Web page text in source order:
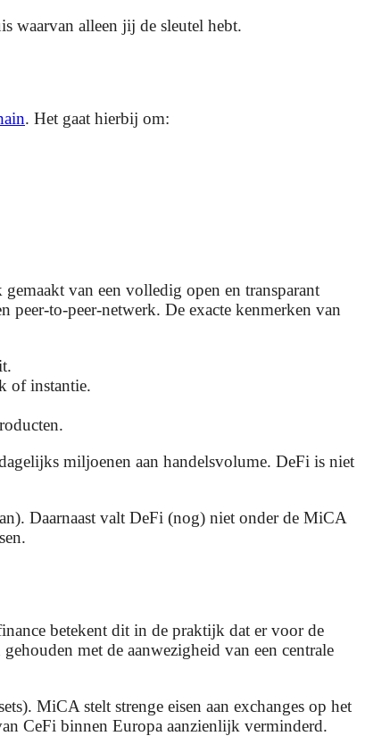
waarvan alleen jij de sleutel hebt.
. Het gaat hierbij om:
van een volledig open en transparant
peer-to-peer-netwerk. De exacte kenmerken van
of instantie.
miljoenen aan handelsvolume. DeFi is niet
Daarnaast valt DeFi (nog) niet onder de MiCA
betekent dit in de praktijk dat er voor de
met de aanwezigheid van een centrale
MiCA stelt strenge eisen aan exchanges op het
CeFi binnen Europa aanzienlijk verminderd.